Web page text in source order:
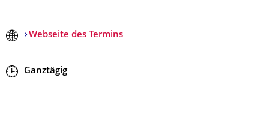
Webseite des Termins
Zeit
Ganztägig